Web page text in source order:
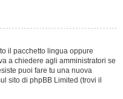
il pacchetto lingua oppure
a chiedere agli amministratori se
puoi fare tu una nuova
sito di phpBB Limited (trovi il